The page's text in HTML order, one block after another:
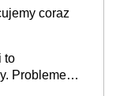
coraz
to
Problemem